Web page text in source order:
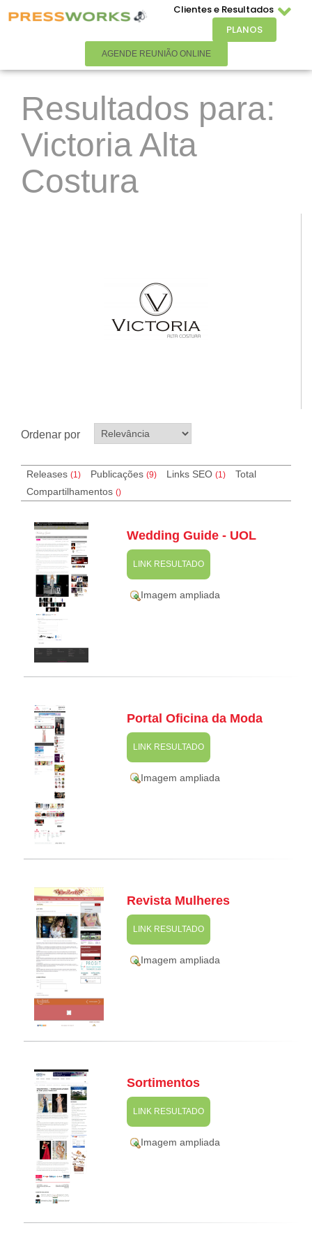
Clientes e Resultados
PLANOS
AGENDE REUNIÃO ONLINE
Resultados para:
Victoria Alta
Costura
Ordenar por
Releases (1) Publicações (9) Links SEO (1)
Total
Compartilhamentos ()
Wedding Guide - UOL
LINK RESULTADO
Imagem ampliada
Portal Oficina da Moda
LINK RESULTADO
Imagem ampliada
Revista Mulheres
LINK RESULTADO
Imagem ampliada
Sortimentos
LINK RESULTADO
Imagem ampliada